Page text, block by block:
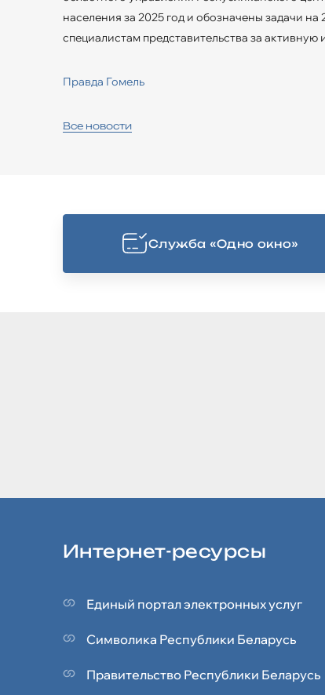
населения за 2025 год и обозначены задачи
специалистам представительства за
Правда Гомель
Все новости
Cлужба «Одно окно»
Интернет-ресурсы
Единый портал электронных услуг
Символика Реcпублики Беларусь
Правительство Республики Беларусь